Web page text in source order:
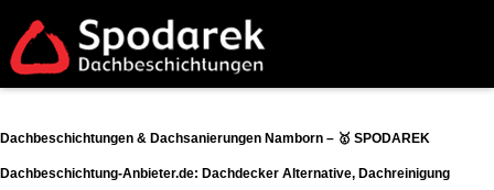
Dachbeschichtungen & Dachsanierungen Namborn – 🥇 SPODAREK
Dachbeschichtung-Anbieter.de: Dachdecker Alternative, Dachreinigung